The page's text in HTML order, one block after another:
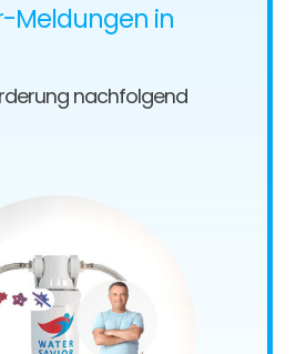
Meldungen in
nachfolgend